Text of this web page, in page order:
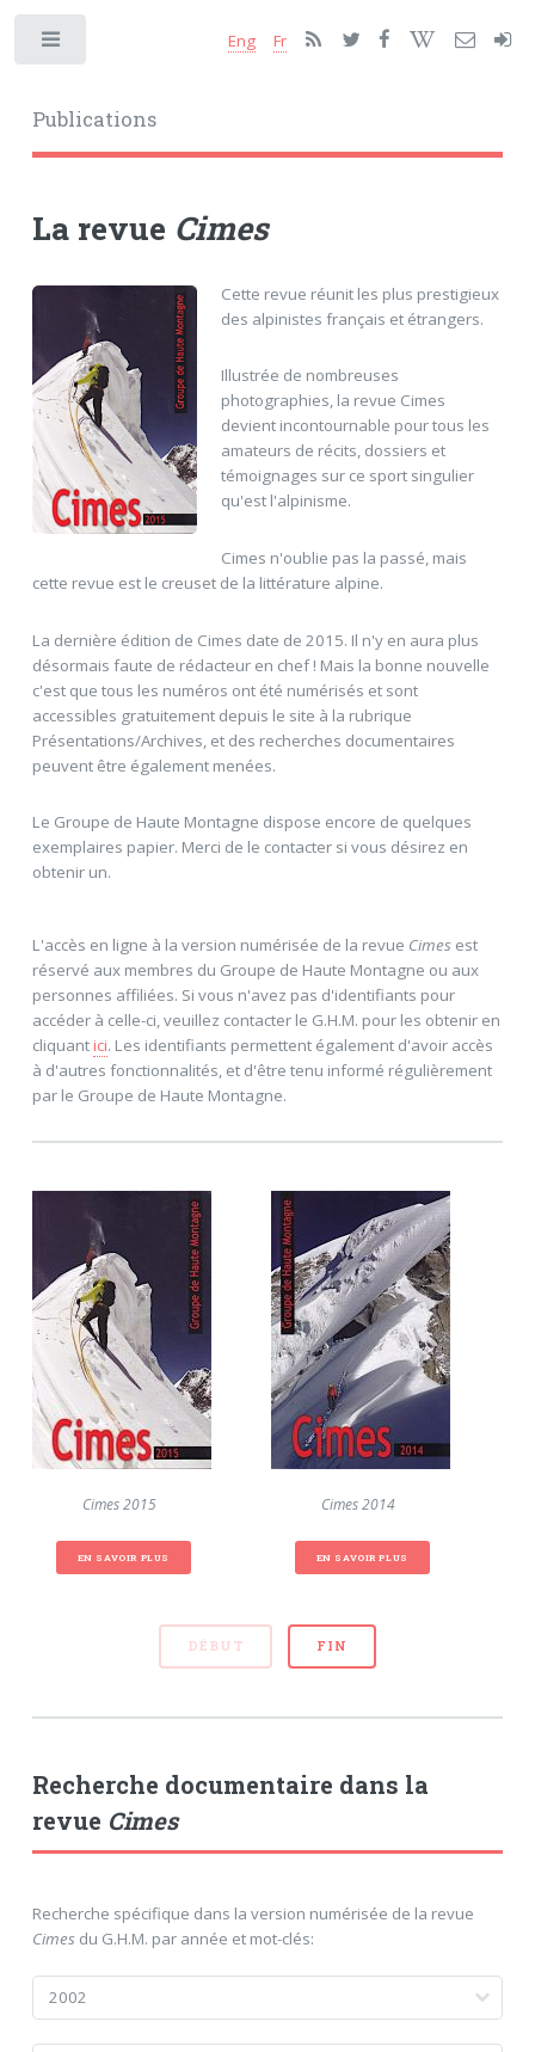
Publications
Eng Fr
La revue Cimes
Cette revue réunit les plus prestigieux
des alpinistes français et étrangers.
Illustrée de nombreuses
photographies, la revue Cimes
devient incontournable pour tous les
amateurs de récits, dossiers et
témoignages sur ce sport singulier
qu'est l'alpinisme.
Cimes n'oublie pas la passé, mais
cette revue est le creuset de la littérature alpine.
La dernière édition de Cimes date de 2015. Il n'y en aura plus
désormais faute de rédacteur en chef ! Mais la bonne nouvelle
c'est que tous les numéros ont été numérisés et sont
accessibles gratuitement depuis le site à la rubrique
Présentations/Archives, et des recherches documentaires
peuvent être également menées.
Le Groupe de Haute Montagne dispose encore de quelques
exemplaires papier. Merci de le contacter si vous désirez en
obtenir un.
L'accès en ligne à la version numérisée de la revue Cimesest
réservé aux membres du Groupe de Haute Montagne ou aux
personnes affiliées. Si vous n'avez pas d'identifiants pour
accéder à celle-ci, veuillez contacter le G.H.M. pour les obtenir en
cliquantici. Les identifiants permettent également d'avoir accès
à d'autres fonctionnalités, et d'être tenu informé régulièrement
par le Groupe de Haute Montagne.
Cimes 2015
EN SAVOIR PLUS
Cimes 2014
EN SAVOIR PLUS
DÉBUT FIN
Recherche documentaire dans la
revue Cimes
Recherche spécifique dans la version numérisée de la revue
Cimesdu G.H.M. par année et mot-clés: